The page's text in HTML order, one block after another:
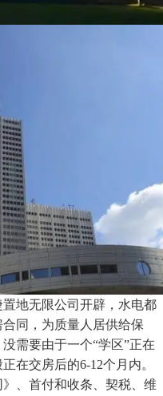
地无限公司开辟，水电都
同，为质量人居供给保
需要由于一个“学区”正在
在交房后的6-12个月内。
、首付和收条、契税、维